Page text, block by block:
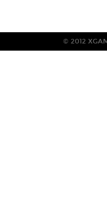
© 2012